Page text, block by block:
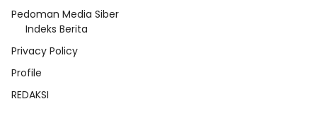
Pedoman Media Siber
Indeks Berita
Privacy Policy
Profile
REDAKSI